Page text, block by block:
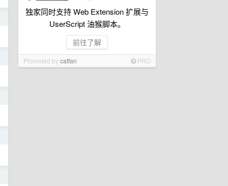
独家同时支持 Web Extension 扩展与
UserScript 油猴脚本。
前往了解
Promoted bycatfan PRO